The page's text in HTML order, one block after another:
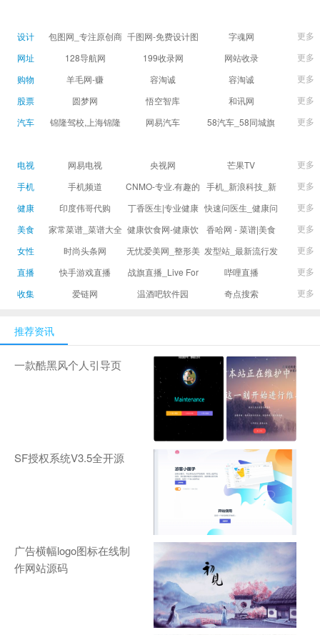
据,投资理财,港股,期
货,股指期货,手机炒
股,股票软件,炒股软
件，免费炒股软
软件,证
收录
设计
包图网_专注原创商
用设计图片下载，
千图网-免费设计图
片素材网站-正版商
字魂网
更多
网址
128导航网 199收录网 网站收录
更多
购物
羊毛网-赚 容淘诚 容淘诚
更多
股票
圆梦网 悟空智库 和讯网
更多
汽车
锦隆驾校,上海锦隆
网易汽车
58汽车_58同城旗
更多
电视 网易电视 央视网 芒果TV
更多
手机
手机频道
CNMO-专业.有趣的
科技新媒体
手机_新浪科技_新
浪网
更多
健康
印度伟哥代购
丁香医生|专业健康
生活方式平台
快速问医生_健康问
题免费在线咨询专
更多
美食
家常菜谱_菜谱大全
_菜谱家常菜做法大
健康饮食网-健康饮
食食谱_健康饮食小
香哈网 - 菜谱|美食
菜谱|菜谱大全-学做
更多
女性
时尚头条网
LADYMAX.cn|国内
新闻并提供奢侈品
无忧爱美网_整形美
容门户
发型站_最新流行发
型设计发型图片与
更多
直播
快手游戏直播
战旗直播_Live For
Gamers丨天生爱
哔哩直播
更多
收集
爱链网 温酒吧软件园 奇点搜索 更多
推荐资讯
一款酷黑风个人引导页
SF授权系统V3.5全开源
广告横幅logo图标在线制
作网站源码